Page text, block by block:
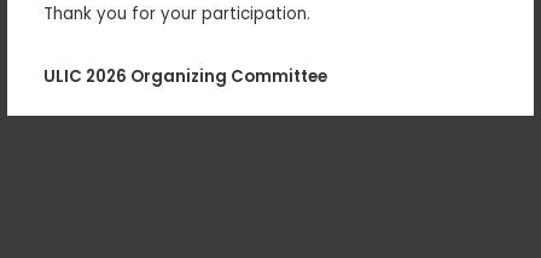
Thank you for your participation.
ULIC 2026 Organizing Committee